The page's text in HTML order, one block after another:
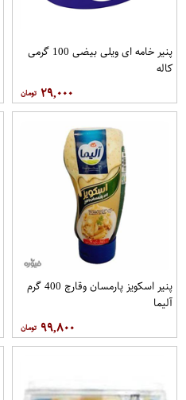
پنیر خامه ای ویلی بیضی 100 گرمی
کاله
۲۹,۰۰۰
پنیر اسکویز پارمسان وقارچ 400 گرم
آلیما
۹۹,۸۰۰